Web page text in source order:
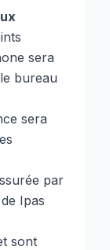
sera
bureau
sera
par
Ipas
sont